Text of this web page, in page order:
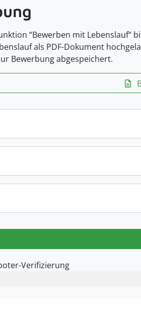
“Bewerben mit
als PDF-Dokument
Bewerbung abgespeichert.
Verifizierung